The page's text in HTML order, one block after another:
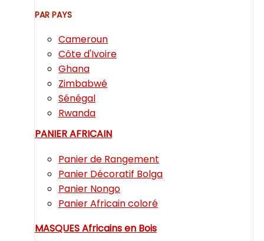
PAR PAYS
Cameroun
Côte d'Ivoire
Ghana
Zimbabwé
Sénégal
Rwanda
PANIER AFRICAIN
Panier de Rangement
Panier Décoratif Bolga
Panier Nongo
Panier Africain coloré
MASQUES Africains en Bois